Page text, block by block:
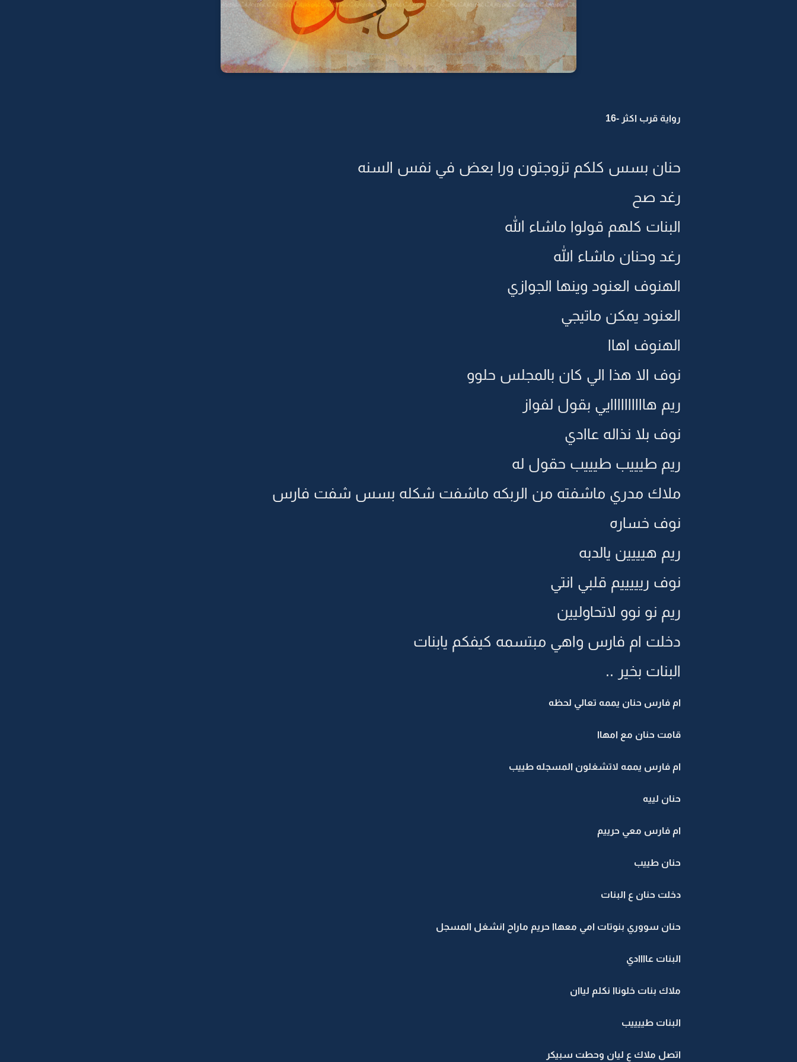
رواية قرب اكثر -16
حنان بسس كلكم تزوجتون ورا بعض في نفس السنه
رغد صح
البنات كلهم قولوا ماشاء الله
رغد وحنان ماشاء الله
الهنوف العنود وينها الجوازي
العنود يمكن ماتيجي
الهنوف اهاا
نوف الا هذا الي كان بالمجلس حلوو
ريم هاااااااااايي بقول لفواز
نوف بلا نذاله عاادي
ريم طيييب طيييب حقول له
ملاك مدري ماشفته من الربكه ماشفت شكله بسس شفت فارس
نوف خساره
ريم هيييين يالدبه
نوف ريييييم قلبي انتي
ريم نو نوو لاتحاوليين
دخلت ام فارس واهي مبتسمه كيفكم يابنات
البنات بخير ..
ام فارس حنان يممه تعالي لحظه
قامت حنان مع امهاا
ام فارس يممه لاتشغلون المسجله طييب
حنان لييه
ام فارس معي حرييم
حنان طييب
دخلت حنان ع البنات
حنان سووري بنوتات امي معهاا حريم ماراح انشغل المسجل
البنات عاااادي
ملاك بنات خلوناا نكلم لياان
البنات طييييب
اتصل ملاك ع ليان وحطت سبيكر